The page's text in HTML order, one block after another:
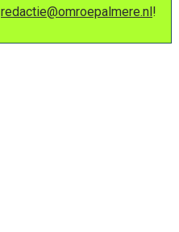
redactie@omroepalmere.nl!